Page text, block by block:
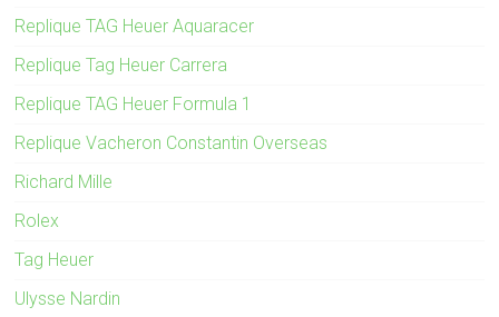
Replique TAG Heuer Aquaracer
Replique Tag Heuer Carrera
Replique TAG Heuer Formula 1
Replique Vacheron Constantin Overseas
Richard Mille
Rolex
Tag Heuer
Ulysse Nardin